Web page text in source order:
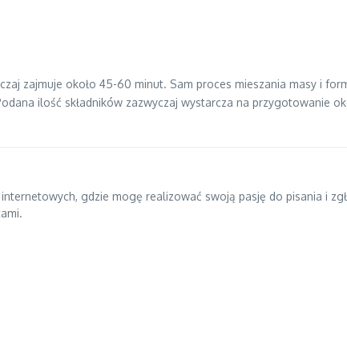
zajmuje około 45-60 minut. Sam proces mieszania masy i
ilość składników zazwyczaj wystarcza na przygotowanie
gdzie mogę realizować swoją pasję do pisania i